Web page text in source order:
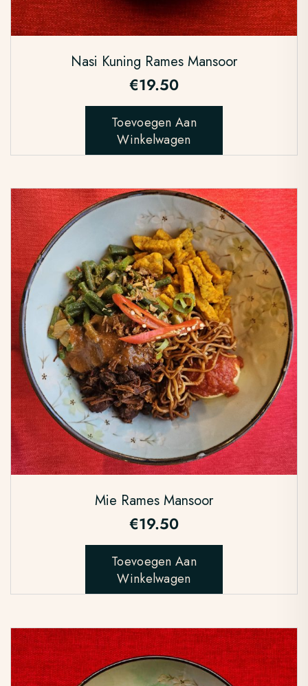
Nasi Kuning Rames Mansoor
€19.50
Toevoegen Aan
Winkelwagen
Mie Rames Mansoor
€19.50
Toevoegen Aan
Winkelwagen